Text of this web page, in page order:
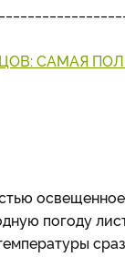
САМАЯ
погоду